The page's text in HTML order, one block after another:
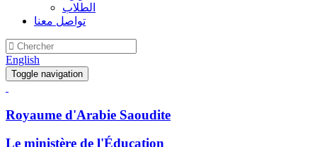
الطلاب
تواصل معنا
English
Toggle navigation
Royaume d'Arabie Saoudite
Le ministère de l'Éducation